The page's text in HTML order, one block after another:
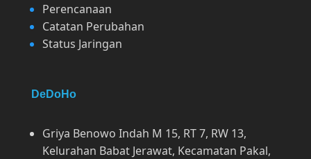
Perencanaan
Catatan Perubahan
Status Jaringan
DeDoHo
Griya Benowo Indah M 15, RT 7, RW 13,
Kelurahan Babat Jerawat, Kecamatan Pakal,